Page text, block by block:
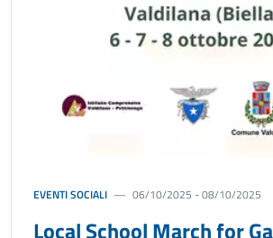
EVENTI SOCIALI 06/10/2025 - 08/10/2025
Local School March for